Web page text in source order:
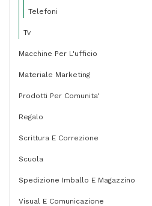
Telefoni
Tv
Macchine Per L'ufficio
Materiale Marketing
Prodotti Per Comunita'
Regalo
Scrittura E Correzione
Scuola
Spedizione Imballo E Magazzino
Visual E Comunicazione